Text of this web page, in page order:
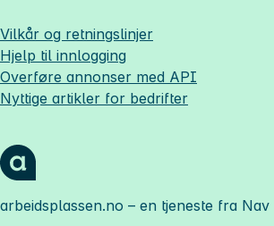
Vilkår og retningslinjer
Hjelp til innlogging
Overføre annonser med API
Nyttige artikler for bedrifter
arbeidsplassen.no – en tjeneste fra Nav